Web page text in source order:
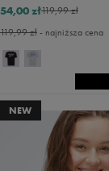
119,99 zł
54,00 zł
119,99 zł- najniższa cena
NEW